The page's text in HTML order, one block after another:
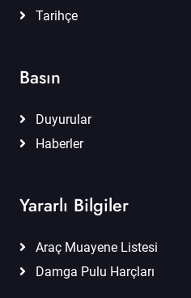
Tarihçe
Basın
Duyurular
Haberler
Yararlı Bilgiler
Araç Muayene Listesi
Damga Pulu Harçları